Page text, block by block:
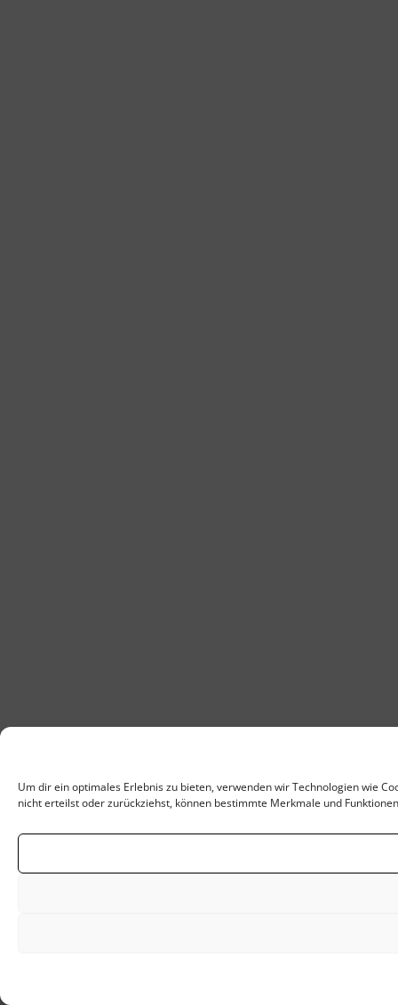
Um dir ein optimales Erlebnis zu bieten, verwenden wir Technologien wie
nicht erteilst oder zurückziehst, können bestimmte Merkmale und